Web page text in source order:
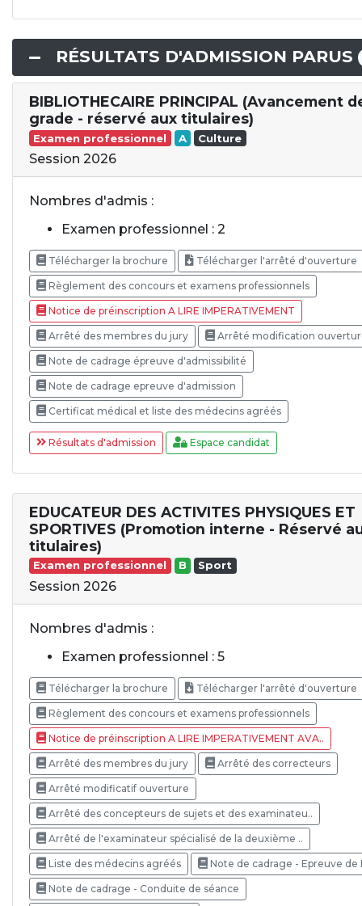
RÉSULTATS D'ADMISSION PARUS
BIBLIOTHECAIRE PRINCIPAL (Avancement
grade - réservé aux titulaires)
Examen professionnel A Culture
Session 2026
Nombres d'admis :
Examen professionnel : 2
Télécharger la brochure Télécharger l'arrêté d'ouverture
Règlement des concours et examens professionnels
Notice de préinscription A LIRE IMPERATIVEMENT
Arrêté des membres du jury Arrêté modification
Note de cadrage épreuve d'admissibilité
Note de cadrage epreuve d'admission
Certificat médical et liste des médecins agréés
Résultats d'admission Espace candidat
EDUCATEUR DES ACTIVITES PHYSIQUES ET
SPORTIVES (Promotion interne - Réservé
titulaires)
Examen professionnel B Sport
Session 2026
Nombres d'admis :
Examen professionnel : 5
Télécharger la brochure Télécharger l'arrêté d'ouverture
Règlement des concours et examens professionnels
Notice de préinscription A LIRE IMPERATIVEMENT AVA..
Arrêté des membres du jury Arrêté des correcteurs
Arrêté modificatif ouverture
Arrêté des concepteurs de sujets et des examinateu..
Arrêté de l'examinateur spécialisé de la deuxième ..
Liste des médecins agréés Note de cadrage - Epreuve de
Note de cadrage - Conduite de séance